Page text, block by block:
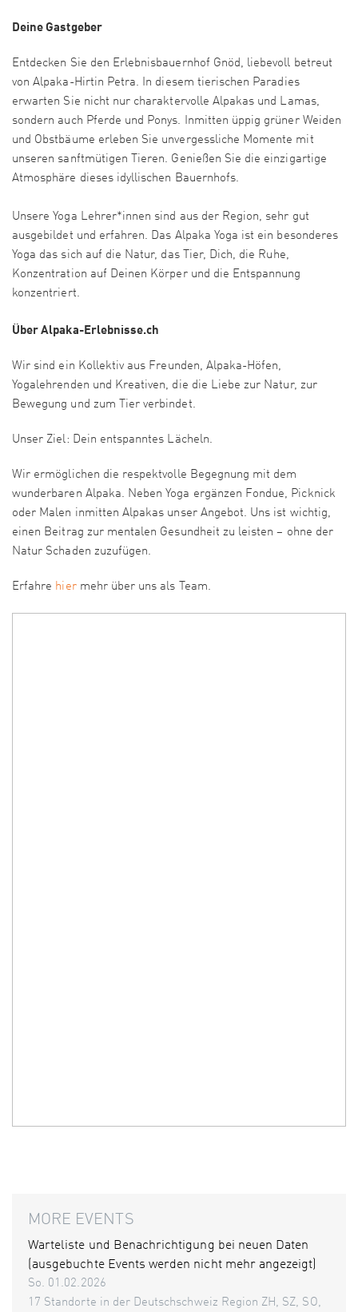
Deine Gastgeber
Entdecken Sie den Erlebnisbauernhof Gnöd, liebevoll betreut
von Alpaka-Hirtin Petra. In diesem tierischen Paradies
erwarten Sie nicht nur charaktervolle Alpakas und Lamas,
sondern auch Pferde und Ponys. Inmitten üppig grüner Weiden
und Obstbäume erleben Sie unvergessliche Momente mit
unseren sanftmütigen Tieren. Genießen Sie die einzigartige
Atmosphäre dieses idyllischen Bauernhofs.
Unsere Yoga Lehrer*innen sind aus der Region, sehr gut
ausgebildet und erfahren. Das Alpaka Yoga ist ein besonderes
Yoga das sich auf die Natur, das Tier, Dich, die Ruhe,
Konzentration auf Deinen Körper und die Entspannung
konzentriert.
Über Alpaka-Erlebnisse.ch
Wir sind ein Kollektiv aus Freunden, Alpaka-Höfen,
Yogalehrenden und Kreativen, die die Liebe zur Natur, zur
Bewegung und zum Tier verbindet.
Unser Ziel: Dein entspanntes Lächeln.
Wir ermöglichen die respektvolle Begegnung mit dem
wunderbaren Alpaka. Neben Yoga ergänzen Fondue, Picknick
oder Malen inmitten Alpakas unser Angebot. Uns ist wichtig,
einen Beitrag zur mentalen Gesundheit zu leisten – ohne der
Natur Schaden zuzufügen.
Erfahre hier mehr über uns als Team.
MORE EVENTS
Warteliste und Benachrichtigung bei neuen Daten
(ausgebuchte Events werden nicht mehr angezeigt)
So. 01.02.2026
17 Standorte in der Deutschschweiz Region ZH, SZ, SO,